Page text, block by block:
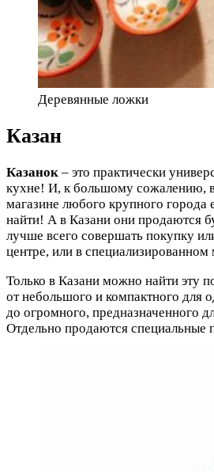
Деревянные ложки
Казан
Казанок – это практически
кухне! И, к большому сожалению,
магазине любого крупного города
найти! А в Казани они продаются
лучше всего совершать покупку
центре, или в специализированном
Только в Казани можно найти эту
от небольшого и компактного для
до огромного, предназначенного
Отдельно продаются специальные